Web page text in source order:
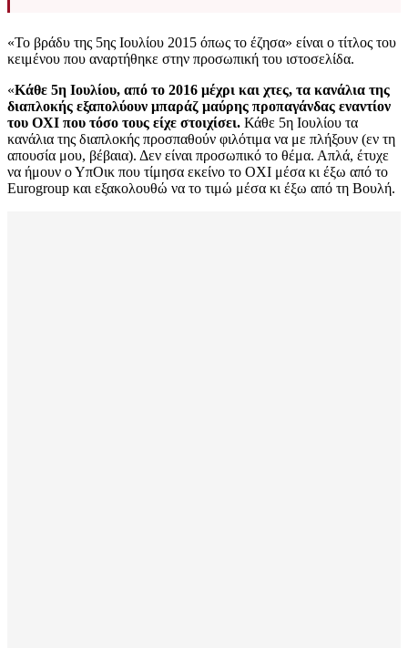
«Το βράδυ της 5ης Ιουλίου 2015 όπως το έζησα» είναι ο τίτλος του
κειμένου που αναρτήθηκε στην προσωπική του ιστοσελίδα.
«Κάθε 5η Ιουλίου, από το 2016 μέχρι και χτες, τα κανάλια της
διαπλοκής εξαπολύουν μπαράζ μαύρης προπαγάνδας εναντίον
του ΟΧΙ που τόσο τους είχε στοιχίσει. Κάθε 5η Ιουλίου τα
κανάλια της διαπλοκής προσπαθούν φιλότιμα να με πλήξουν (εν τη
απουσία μου, βέβαια). Δεν είναι προσωπικό το θέμα. Απλά, έτυχε
να ήμουν ο ΥπΟικ που τίμησα εκείνο το ΟΧΙ μέσα κι έξω από το
Eurogroup και εξακολουθώ να το τιμώ μέσα κι έξω από τη Βουλή.